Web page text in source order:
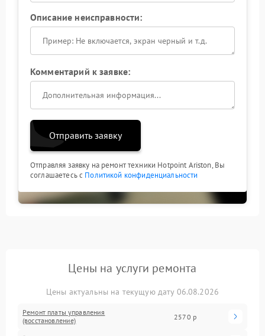
Описание неисправности:
Комментарий к заявке:
Отправить заявку
Отправляя заявку на ремонт техники Hotpoint Ariston, Вы
соглашаетесь с Политикой конфиденциальности
Цены на услуги ремонта
Цены актуальны на текущую дату 06.08.2026
Ремонт платы управления
(восстановление)
2570 р